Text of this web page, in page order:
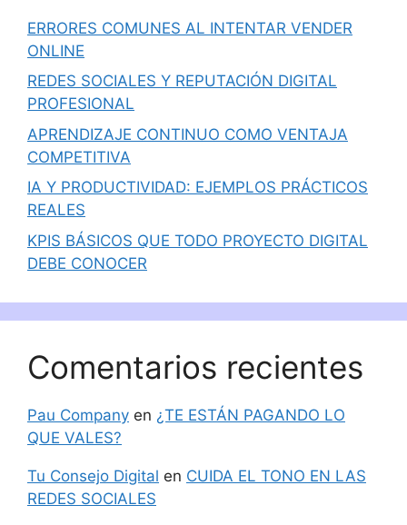
ERRORES COMUNES AL INTENTAR VENDER
ONLINE
REDES SOCIALES Y REPUTACIÓN DIGITAL
PROFESIONAL
APRENDIZAJE CONTINUO COMO VENTAJA
COMPETITIVA
IA Y PRODUCTIVIDAD: EJEMPLOS PRÁCTICOS
REALES
KPIS BÁSICOS QUE TODO PROYECTO DIGITAL
DEBE CONOCER
Comentarios recientes
Pau Company en ¿TE ESTÁN PAGANDO LO
QUE VALES?
Tu Consejo Digital en CUIDA EL TONO EN LAS
REDES SOCIALES